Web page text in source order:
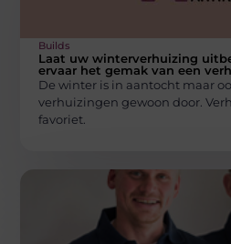
Builds
Laat uw winterverhuizing
ervaar het gemak van een
De winter is in aantocht maar
verhuizingen gewoon door.
favoriet.